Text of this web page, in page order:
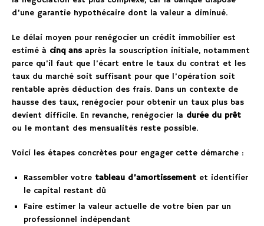
d’une garantie hypothécaire dont la valeur a diminué.
Le délai moyen pour renégocier un crédit immobilier est
estimé à cinq ansaprès la souscription initiale, notamment
parce qu’il faut que l’écart entre le taux du contrat et les
taux du marché soit suffisant pour que l’opération soit
rentable après déduction des frais. Dans un contexte de
hausse des taux, renégocier pour obtenir un taux plus bas
devient difficile. En revanche, renégocier la durée du prêt
ou le montant des mensualités reste possible.
Voici les étapes concrètes pour engager cette démarche :
Rassembler votre tableau d’amortissement et identifier
le capital restant dû
Faire estimer la valeur actuelle de votre bien par un
professionnel indépendant